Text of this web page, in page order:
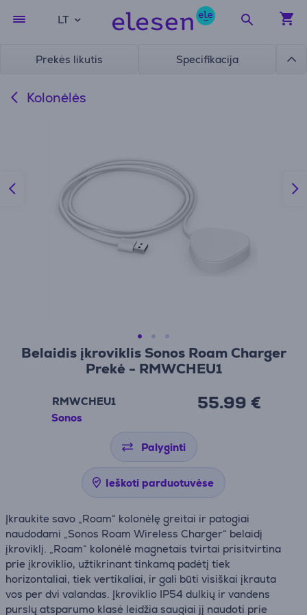
LT
Prekės likutis Specifikacija
Kolonėlės
Belaidis įkroviklis Sonos Roam Charger
Prekė - RMWCHEU1
RMWCHEU1
Sonos
55.99 €
Palyginti
Ieškoti parduotuvėse
Įkraukite savo „Roam“ kolonėlę greitai ir patogiai
naudodami „Sonos Roam Wireless Charger“ belaidį
įkroviklį. „Roam“ kolonėlė magnetais tvirtai prisitvirtina
prie įkroviklio, užtikrinant tinkamą padėtį tiek
horizontaliai, tiek vertikaliai, ir gali būti visiškai įkrauta
vos per dvi valandas. Įkroviklio IP54 dulkių ir vandens
purslų atsparumo klasė leidžia saugiai jį naudoti prie